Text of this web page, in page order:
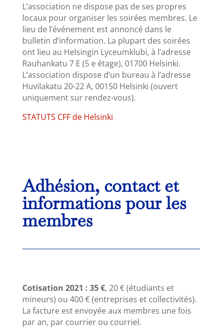
L’association ne dispose pas de ses propres
locaux pour organiser les soirées membres. Le
lieu de l’événement est annoncé dans le
bulletin d’information. La plupart des soirées
ont lieu au Helsingin Lyceumklubi, à l’adresse
Rauhankatu 7 E (5 e étage), 01700 Helsinki.
L’association dispose d’un bureau à l’adresse
Huvilakatu 20-22 A, 00150 Helsinki (ouvert
uniquement sur rendez-vous).
STATUTS CFF de Helsinki
Adhésion, contact et
informations pour les
membres
Cotisation 2021 : 35 €, 20 € (étudiants et
mineurs) ou 400 € (entreprises et collectivités).
La facture est envoyée aux membres une fois
par an, par courrier ou courriel.